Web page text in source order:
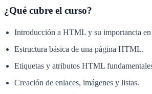
¿Qué cubre el curso?
Introducción a HTML y su importancia
Estructura básica de una página HTML.
Etiquetas y atributos HTML
Creación de enlaces, imágenes y listas.